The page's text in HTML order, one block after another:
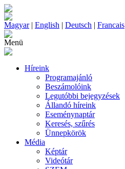
Magyar| English | Deutsch | Francais
Menü
Híreink
Programajánló
Beszámolóink
Legutóbbi bejegyzések
Állandó híreink
Eseménynaptár
Keresés, szűrés
Ünnepkörök
Média
Képtár
Videótár